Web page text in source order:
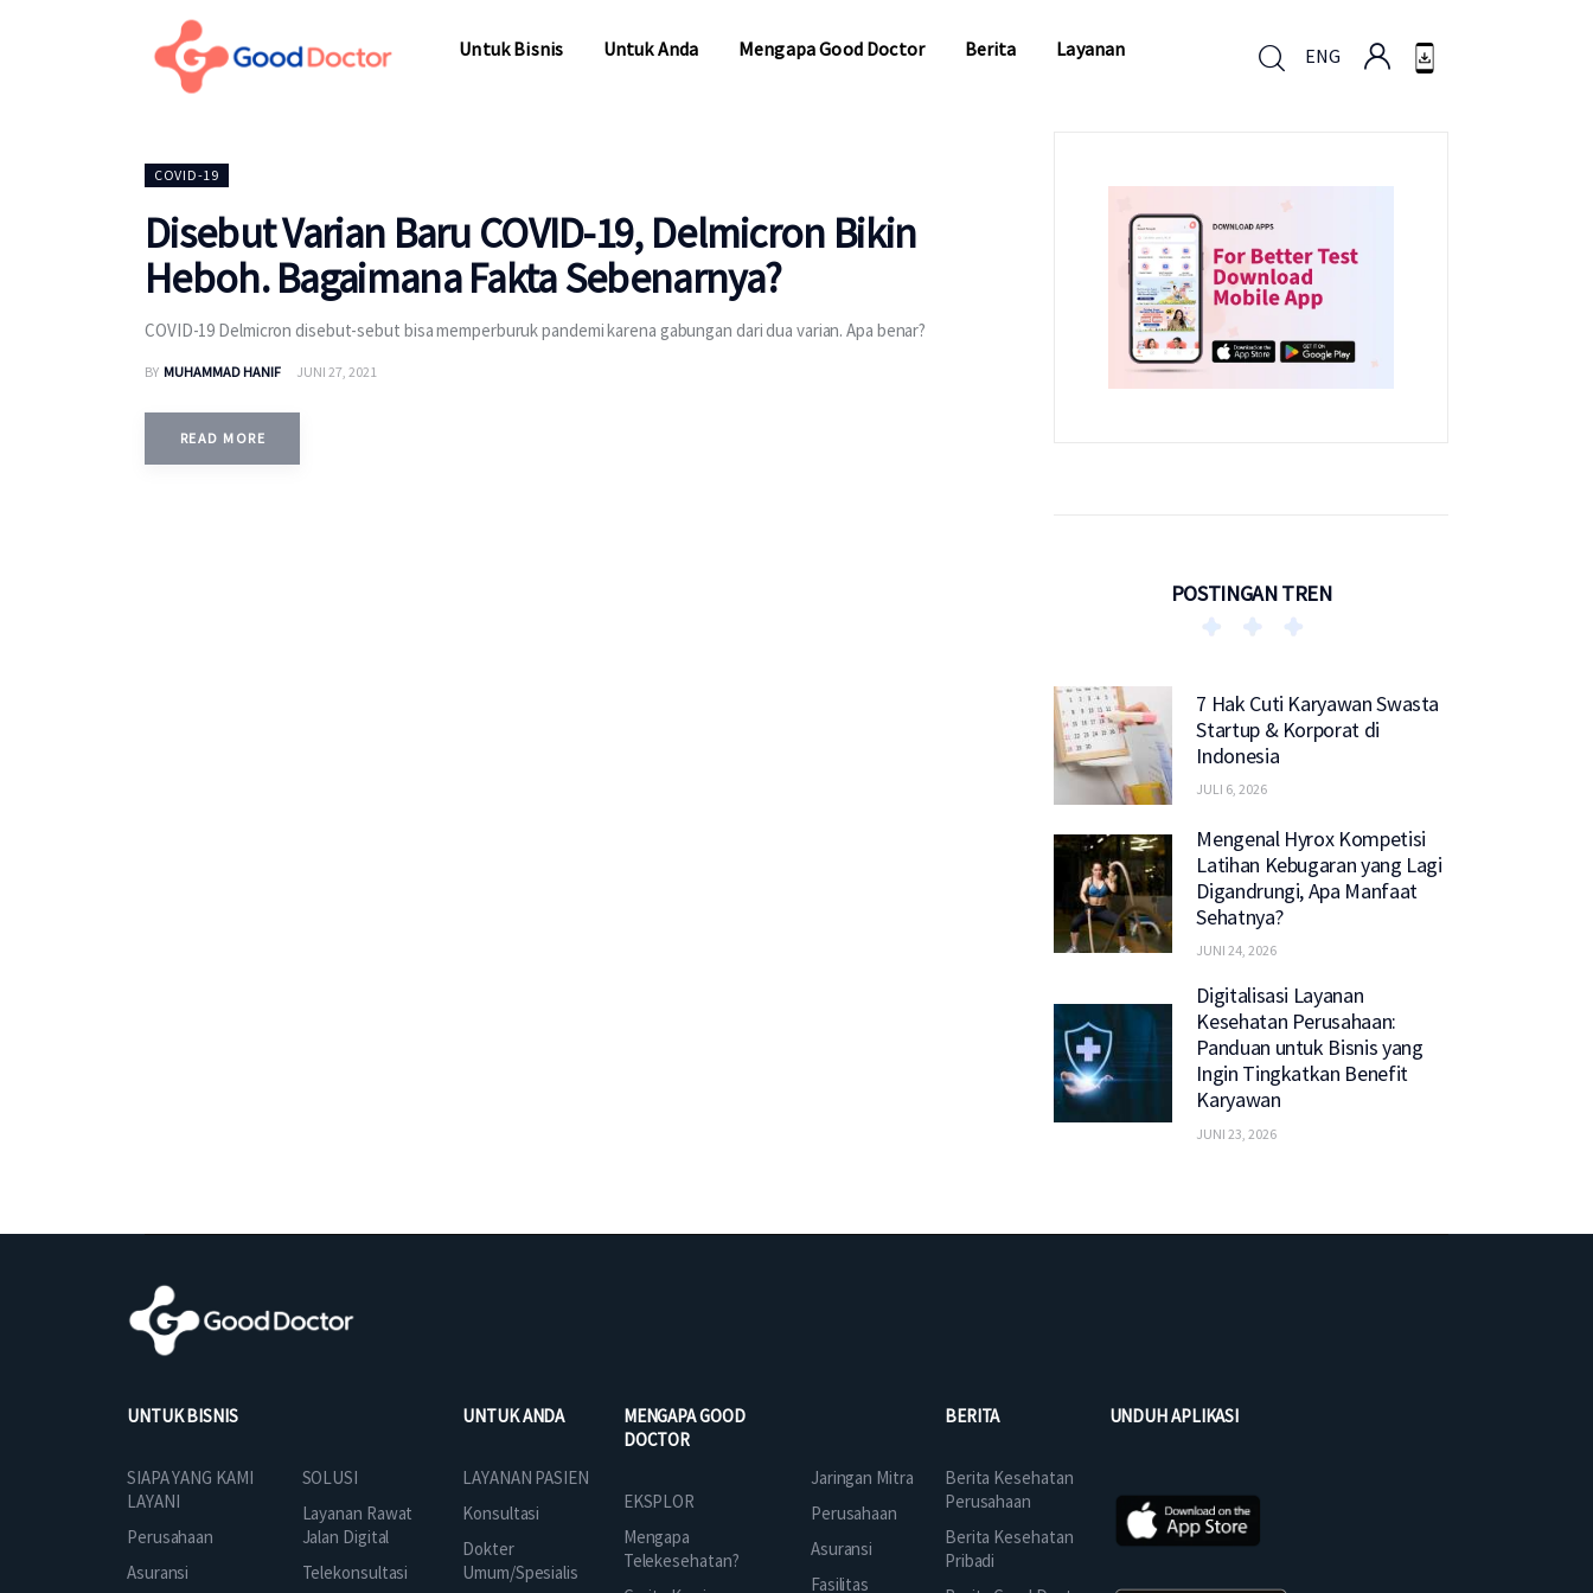
Untuk Bisnis Untuk Anda Mengapa Good Doctor Berita Layanan ENG
COVID-19
Disebut Varian Baru COVID-19, Delmicron Bikin
Heboh. Bagaimana Fakta Sebenarnya?
COVID-19 Delmicron disebut-sebut bisa memperburuk pandemi karena gabungan dari dua varian. Apa benar?
BY MUHAMMAD HANIF JUNI 27, 2021
READ MORE
POSTINGAN TREN
7 Hak Cuti Karyawan Swasta
Startup & Korporat di
Indonesia
JULI 6, 2026
Mengenal Hyrox Kompetisi
Latihan Kebugaran yang Lagi
Digandrungi, Apa Manfaat
Sehatnya?
JUNI 24, 2026
Digitalisasi Layanan
Kesehatan Perusahaan:
Panduan untuk Bisnis yang
Ingin Tingkatkan Benefit
Karyawan
JUNI 23, 2026
UNTUK BISNIS
SIAPA YANG KAMI
LAYANI
Perusahaan
Asuransi
SOLUSI
Layanan Rawat
Jalan Digital
Telekonsultasi
UNTUK ANDA
LAYANAN PASIEN
Konsultasi
Dokter
Umum/Spesialis
MENGAPA GOOD
DOCTOR
EKSPLOR
Mengapa
Telekesehatan?
Jaringan Mitra
Perusahaan
Asuransi
Fasilitas
BERITA
Berita Kesehatan
Perusahaan
Berita Kesehatan
Pribadi
UNDUH APLIKASI